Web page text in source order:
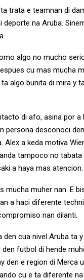
trata e teamnan di
na Aruba.
algo no mucho
cu mas mucha
algo bunita di mira y
di afo, asina por a
persona desconoci
a keda motiva
tampoco no
a haya mas atencion.
muher nan. E
a haci diferente
nan dilanti.
cua nivel Aruba ta
futbol di hende
den e region di Merca
cu e ta diferente